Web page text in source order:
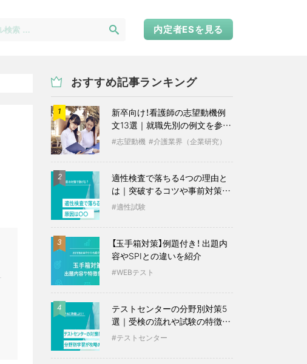
内定者ESを見る
おすすめ記事ランキング
1
新卒向け！看護師の志望動機例
文13選｜就職先別の例文を参考
に志望動機 介護業界（企業研究）
2
適性検査で落ちる4つの理由と
は｜突破するコツや事前対策も
紹介
適性試験
3
【玉手箱対策】例題付き！ 出題内
容やSPIとの違いを紹介
WEBテスト
4
テストセンターの分野別対策5
選｜受検の流れや試験の特徴も
紹介
テストセンター